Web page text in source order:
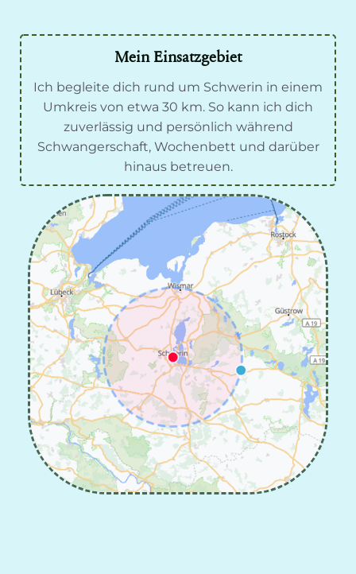
Mein Einsatzgebiet
Ich begleite dich rund um Schwerin in einem
Umkreis von etwa 30 km. So kann ich dich
zuverlässig und persönlich während
Schwangerschaft, Wochenbett und darüber
hinaus betreuen.